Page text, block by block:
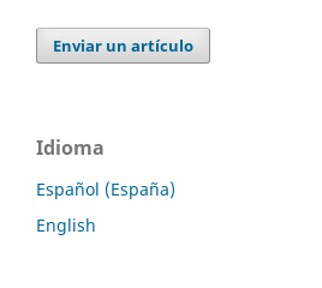
Enviar un artículo
Idioma
Español (España)
English